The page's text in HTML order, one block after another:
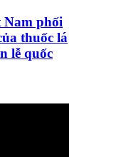
Nam phối
thuốc lá
lễ quốc